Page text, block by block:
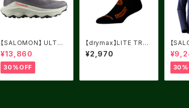
【SALOMON】 ULTRA
GLIDE 3 Excalibur / I
cicle / Neon Flame
¥13,860
30%OFF
【drymax】LITE TRAI
L RUNNING 1/4CRE
W Black/Foliage Gr
¥2,970
【
TIAL